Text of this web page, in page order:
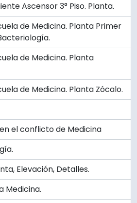
Ascensor 3° Piso. Planta.
de Medicina. Planta Primer
de Medicina. Planta
de Medicina. Planta Zócalo.
el conflicto de Medicina
Elevación, Detalles.
Medicina.